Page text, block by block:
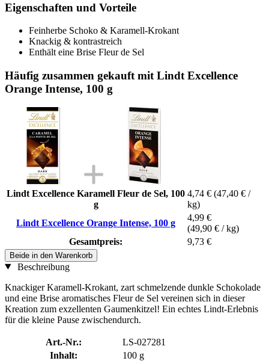
Eigenschaften und Vorteile
Feinherbe Schoko & Karamell-Krokant
Knackig & kontrastreich
Enthält eine Brise Fleur de Sel
Häufig zusammen gekauft mit Lindt Excellence
Orange Intense, 100 g
Lindt Excellence Karamell Fleur de Sel, 100
g
4,74 € (47,40 € /
kg)
Lindt Excellence Orange Intense, 100 g
4,99 €
(49,90 € / kg)
Gesamtpreis:
9,73 €
Beide in den Warenkorb
Beschreibung
Knackiger Karamell-Krokant, zart schmelzende dunkle Schokolade
und eine Brise aromatisches Fleur de Sel vereinen sich in dieser
Kreation zum exzellenten Gaumenkitzel! Ein echtes Lindt-Erlebnis
für die kleine Pause zwischendurch.
Art.-Nr.:
LS-027281
Inhalt:
100 g